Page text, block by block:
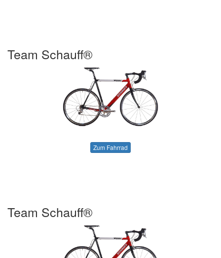
Team Schauff®
Zum Fahrrad
Team Schauff®